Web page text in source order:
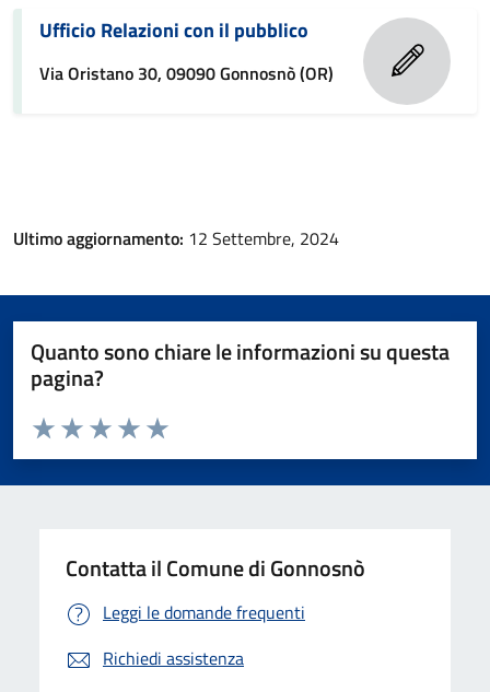
Ufficio Relazioni con il pubblico
Via Oristano 30, 09090 Gonnosnò (OR)
Ultimo aggiornamento: 12 Settembre, 2024
Quanto sono chiare le informazioni su questa
pagina?
Valuta da 1 a 5 stelle la pagina
Valuta 5 stelle su 5
Valuta 4 stelle su 5
Valuta 3 stelle su 5
Valuta 2 stelle su 5
Valuta 1 stelle su 5
Contatta il Comune di Gonnosnò
Leggi le domande frequenti
Richiedi assistenza